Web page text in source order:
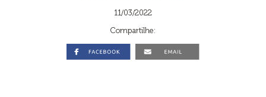
11/03/2022
Compartilhe: